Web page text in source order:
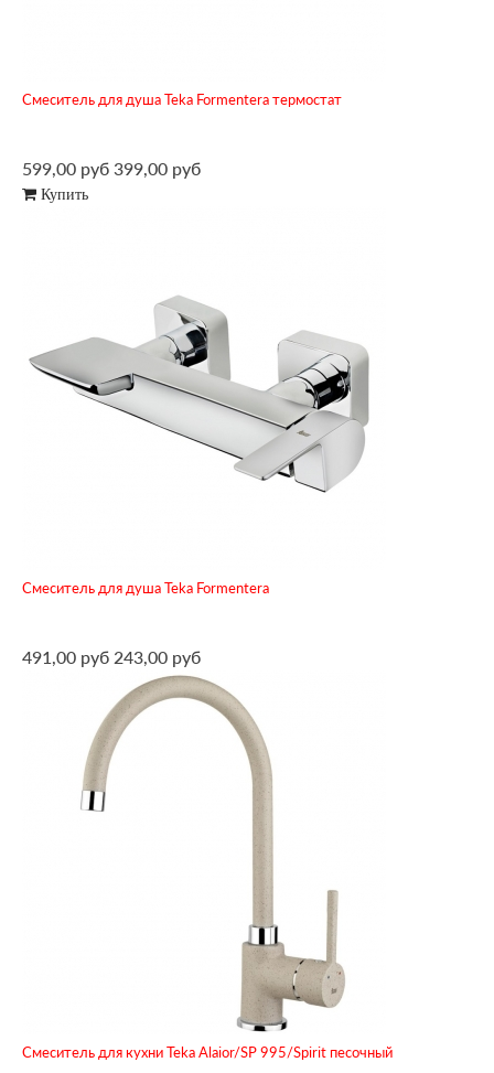
Смеситель для душа Teka Formentera термостат
599,00 руб 399,00 руб
Купить
Смеситель для душа Teka Formentera
491,00 руб 243,00 руб
Смеситель для кухни Teka Alaior/SP 995/Spirit песочный